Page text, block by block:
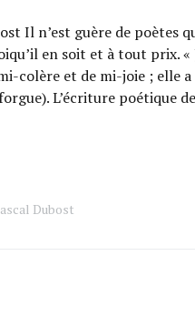
Il n’est guère de
en soit et à tout prix.
colère et de mi-joie ; elle
L’écriture poétique
Dubost